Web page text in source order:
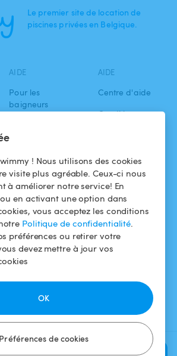
! Nous utilisons des cookies
visite plus agréable. Ceux-ci nous
à améliorer notre service! En
en activant une option dans
vous acceptez les conditions
Politique de confidentialité.
préférences ou retirer votre
devez mettre à jour vos
Préférences de cookies
OK
Le premier site de location de
piscines privées en Belgique.
AIDE
Pour les
baigneurs
propriétaires
Louer ma piscine
Comment ça
marche ?
Fiscalité
AIDE
Centre d'aide
Conditions
confidentialité
Mentions légales
TÉLÉCHARGEZ L'APP